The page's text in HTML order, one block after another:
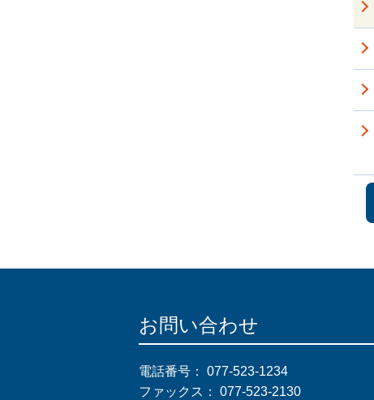
お問い合わせ
電話番号： 077-523-1234
ファックス： 077-523-2130